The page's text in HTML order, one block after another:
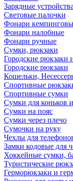
Зарядные устройства
Световые палочки
Фонари
Фонари налобные
Фонари ручные
Сумки, рюкзаки
Городские рюкзаки
Городские рюкзаки
Кошельки,
Спортивные
Спортивные сумки
Сумки для коньков
Сумки на пояс
Сумки через плечо
Сумочки на руку
Чехлы для
Замки кодовые для
Хоккейные сумки,
Туристические
Герморюкзаки и